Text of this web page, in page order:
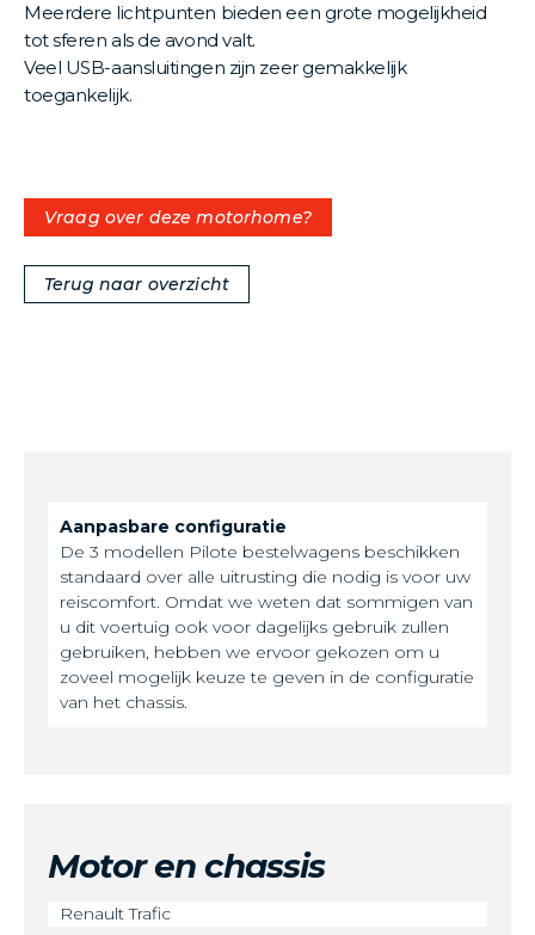
Meerdere lichtpunten bieden een grote mogelijkheid
tot sferen als de avond valt.
Veel USB-aansluitingen zijn zeer gemakkelijk
toegankelijk.
Vraag over deze motorhome?
Terug naar overzicht
Aanpasbare configuratie
De 3 modellen Pilote bestelwagens beschikken
standaard over alle uitrusting die nodig is voor uw
reiscomfort. Omdat we weten dat sommigen van
u dit voertuig ook voor dagelijks gebruik zullen
gebruiken, hebben we ervoor gekozen om u
zoveel mogelijk keuze te geven in de configuratie
van het chassis.
Motor en chassis
Renault Trafic